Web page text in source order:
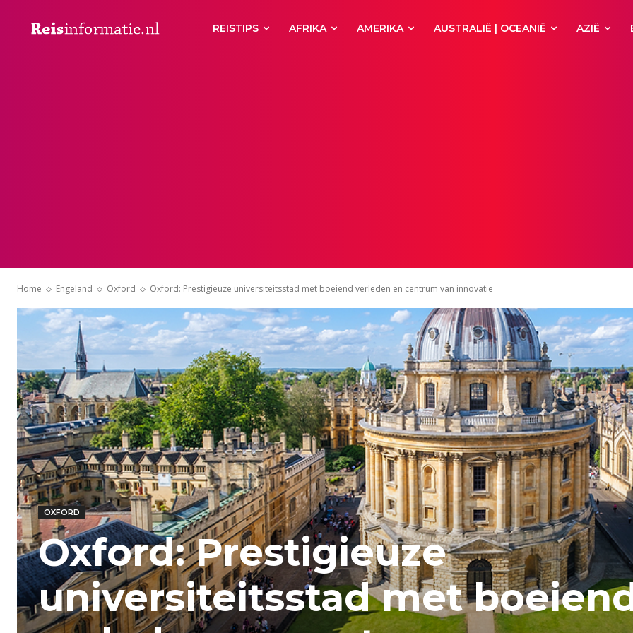
REISTIPS AFRIKA AMERIKA AUSTRALIË | OCEANIË AZIË
Home Engeland Oxford Oxford: Prestigieuze universiteitsstad met boeiend verleden en centrum van innovatie
OXFORD
Oxford: Prestigieuze
universiteitsstad met